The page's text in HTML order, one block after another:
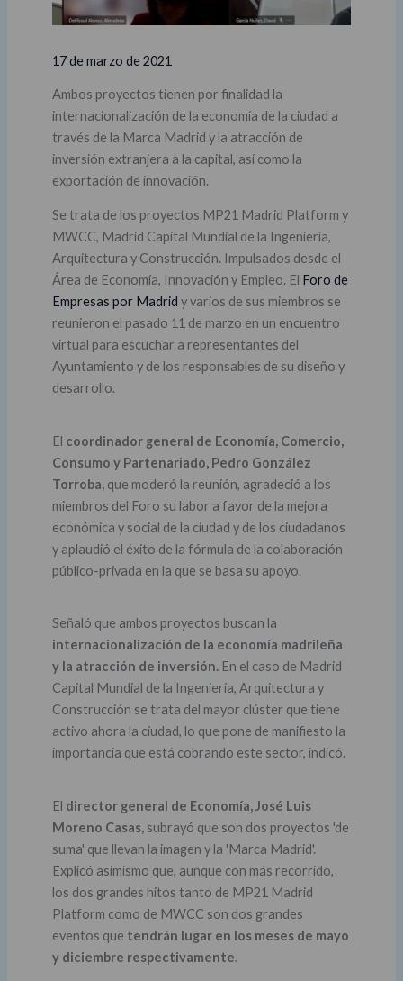
17 de marzo de 2021
Ambos proyectos tienen por finalidad la
internacionalización de la economía de la ciudad a
través de la Marca Madrid y la atracción de
inversión extranjera a la capital, así como la
exportación de innovación.
Se trata de los proyectos MP21 Madrid Platform y
MWCC, Madrid Capital Mundial de la Ingeniería,
Arquitectura y Construcción. Impulsados desde el
Área de Economía, Innovación y Empleo. El Foro de
Empresas por Madrid y varios de sus miembros se
reunieron el pasado 11 de marzo en un encuentro
virtual para escuchar a representantes del
Ayuntamiento y de los responsables de su diseño y
desarrollo.
El coordinador general de Economía, Comercio,
Consumo y Partenariado, Pedro González
Torroba,que moderó la reunión, agradeció a los
miembros del Foro su labor a favor de la mejora
económica y social de la ciudad y de los ciudadanos
y aplaudió el éxito de la fórmula de la colaboración
público-privada en la que se basa su apoyo.
Señaló que ambos proyectos buscan la
internacionalización de la economía madrileña
y la atracción de inversión. En el caso de Madrid
Capital Mundial de la Ingeniería, Arquitectura y
Construcción se trata del mayor clúster que tiene
activo ahora la ciudad, lo que pone de manifiesto la
importancia que está cobrando este sector, indicó.
El director general de Economía, José Luis
Moreno Casas,subrayó que son dos proyectos 'de
suma' que llevan la imagen y la 'Marca Madrid'.
Explicó asimismo que, aunque con más recorrido,
los dos grandes hitos tanto de MP21 Madrid
Platform como de MWCC son dos grandes
eventos que tendrán lugar en los meses de mayo
y diciembre respectivamente.